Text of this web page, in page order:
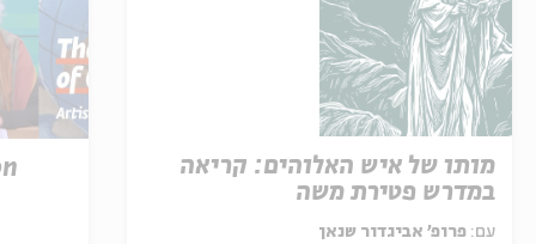
מותו של איש האלוהים: קריאה
במדרש פטירת משה
עם: